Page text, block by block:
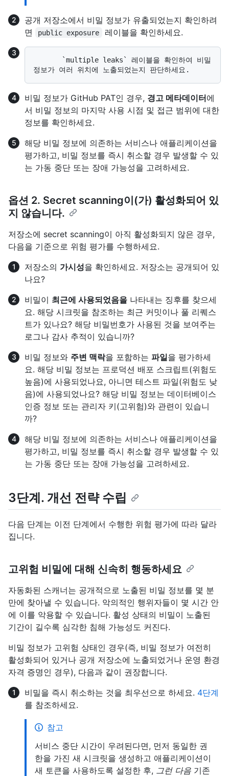
공개 저장소에서 비밀 정보가 유출되었는지 확인하려
면
public exposure 레이블을 확인하세요.
비밀 정보가 GitHub PAT인 경우, 경고 메타데이터에
서 비밀 정보의 마지막 사용 시점 및 접근 범위에 대한
정보를 확인하세요.
해당 비밀 정보에 의존하는 서비스나 애플리케이션을
평가하고, 비밀 정보를 즉시 취소할 경우 발생할 수 있
는 가동 중단 또는 장애 가능성을 고려하세요.
옵션 2. Secret scanning이(가) 활성화되어 있
지 않습니다.
저장소에 secret scanning이 아직 활성화되지 않은 경우,
다음을 기준으로 위험 평가를 수행하세요.
저장소의 가시성을 확인하세요. 저장소는 공개되어 있
나요?
비밀이 최근에 사용되었음을 나타내는 징후를 찾으세
요. 해당 시크릿을 참조하는 최근 커밋이나 풀 리퀘스
트가 있나요? 해당 비밀번호가 사용된 것을 보여주는
로그나 감사 추적이 있습니까?
비밀 정보와 주변 맥락을 포함하는 파일을 평가하세
요. 해당 비밀 정보는 프로덕션 배포 스크립트(위험도
높음)에 사용되었나요, 아니면 테스트 파일(위험도 낮
음)에 사용되었나요? 해당 비밀 정보는 데이터베이스
인증 정보 또는 관리자 키(고위험)와 관련이 있습니
까?
해당 비밀 정보에 의존하는 서비스나 애플리케이션을
평가하고, 비밀 정보를 즉시 취소할 경우 발생할 수 있
는 가동 중단 또는 장애 가능성을 고려하세요.
3단계. 개선 전략 수립
다음 단계는 이전 단계에서 수행한 위험 평가에 따라 달라
집니다.
고위험 비밀에 대해 신속히 행동하세요
자동화된 스캐너는 공개적으로 노출된 비밀 정보를 몇 분
만에 찾아낼 수 있습니다. 악의적인 행위자들이 몇 시간 안
에 이를 악용할 수 있습니다. 활성 상태의 비밀이 노출된
기간이 길수록 심각한 침해 가능성도 커진다.
비밀 정보가 고위험 상태인 경우(즉, 비밀 정보가 여전히
활성화되어 있거나 공개 저장소에 노출되었거나 운영 환경
자격 증명인 경우), 다음과 같이 권장합니다.
비밀을 즉시 취소하는 것을 최우선으로 하세요. 4단계
를 참조하세요.
참고
서비스 중단 시간이 우려된다면, 먼저 동일한 권
한을 가진 새 시크릿을 생성하고 애플리케이션이
새 토큰을 사용하도록 설정한 후, 그런 다음 기존